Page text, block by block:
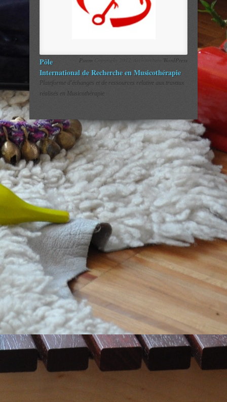
Pirem Copyright 2012 Architecture WordPress
Pôle
International de Recherche en Musicothérapie
Plateforme d'échanges et de ressources relative aux travaux
réalisés en Musicothérapie